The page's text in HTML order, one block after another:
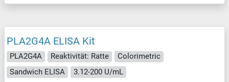
PLA2G4A ELISA Kit
PLA2G4A Reaktivität: Ratte
Colorimetric
Sandwich ELISA
3.12-200 U/mL